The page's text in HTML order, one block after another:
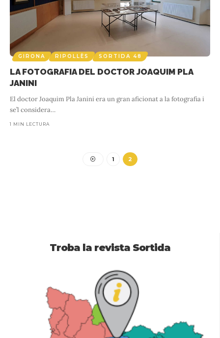
GIRONA RIPOLLÈS SORTIDA 48
LA FOTOGRAFIA DEL DOCTOR JOAQUIM PLA
JANINI
El doctor Joaquim Pla Janini era un gran aficionat a la fotografia i
se’l considera…
1 MIN LECTURA
1 2
Troba la revista Sortida